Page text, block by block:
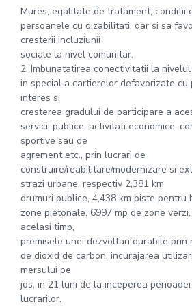
Mures, egalitate de tratament, conditii
persoanele cu dizabilitati, dar si sa
cresterii incluziunii
sociale la nivel comunitar.
2. Imbunatatirea conectivitatii la
in special a cartierelor defavorizate cu
interes si
cresterea gradului de participare a
servicii publice, activitati economice,
sportive sau de
agrement etc., prin lucrari de
construire/reabilitare/modernizare si
strazi urbane, respectiv 2,381 km
drumuri publice, 4,438 km piste pentru
zone pietonale, 6997 mp de zone
acelasi timp,
premisele unei dezvoltari durabile prin
de dioxid de carbon, incurajarea
mersului pe
jos, in 21 luni de la inceperea
lucrarilor.